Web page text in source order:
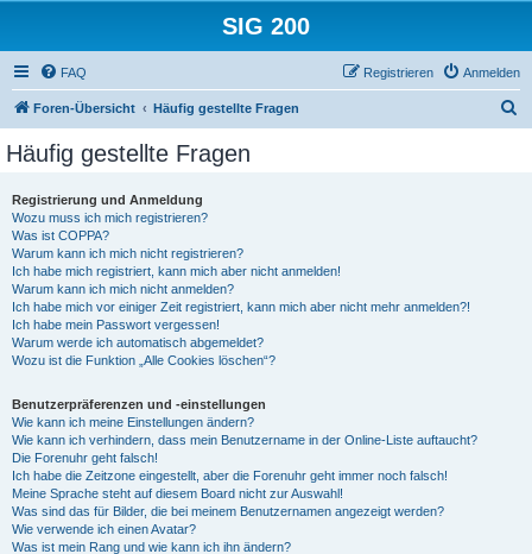
SIG 200
FAQ Anmelden
Registrieren
Foren-Übersicht Häufig gestellte Fragen
Häufig gestellte Fragen
Registrierung und Anmeldung
Wozu muss ich mich registrieren?
Was ist COPPA?
Warum kann ich mich nicht registrieren?
Ich habe mich registriert, kann mich aber nicht anmelden!
Warum kann ich mich nicht anmelden?
Ich habe mich vor einiger Zeit registriert, kann mich aber nicht mehr anmelden?!
Ich habe mein Passwort vergessen!
Warum werde ich automatisch abgemeldet?
Wozu ist die Funktion „Alle Cookies löschen“?
Benutzerpräferenzen und -einstellungen
Wie kann ich meine Einstellungen ändern?
Wie kann ich verhindern, dass mein Benutzername in der Online-Liste auftaucht?
Die Forenuhr geht falsch!
Ich habe die Zeitzone eingestellt, aber die Forenuhr geht immer noch falsch!
Meine Sprache steht auf diesem Board nicht zur Auswahl!
Was sind das für Bilder, die bei meinem Benutzernamen angezeigt werden?
Wie verwende ich einen Avatar?
Was ist mein Rang und wie kann ich ihn ändern?